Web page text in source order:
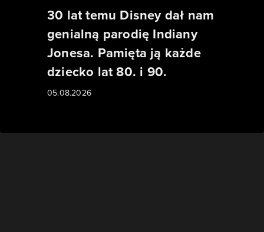
30 lat temu Disney dał nam
genialną parodię Indiany
Jonesa. Pamięta ją każde
dziecko lat 80. i 90.
05.08.2026